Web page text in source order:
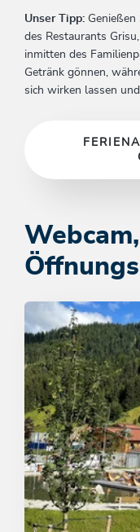
Unser Tipp: Genießen
des Restaurants
inmitten des
Getränk gönnen,
sich wirken lassen